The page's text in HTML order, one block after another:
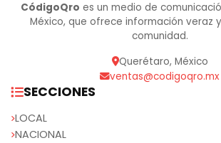
CódigoQro es un medio de
México, que ofrece información veraz
comunidad.
Querétaro, México
ventas@codigoqro.mx
SECCIONES
LOCAL
NACIONAL